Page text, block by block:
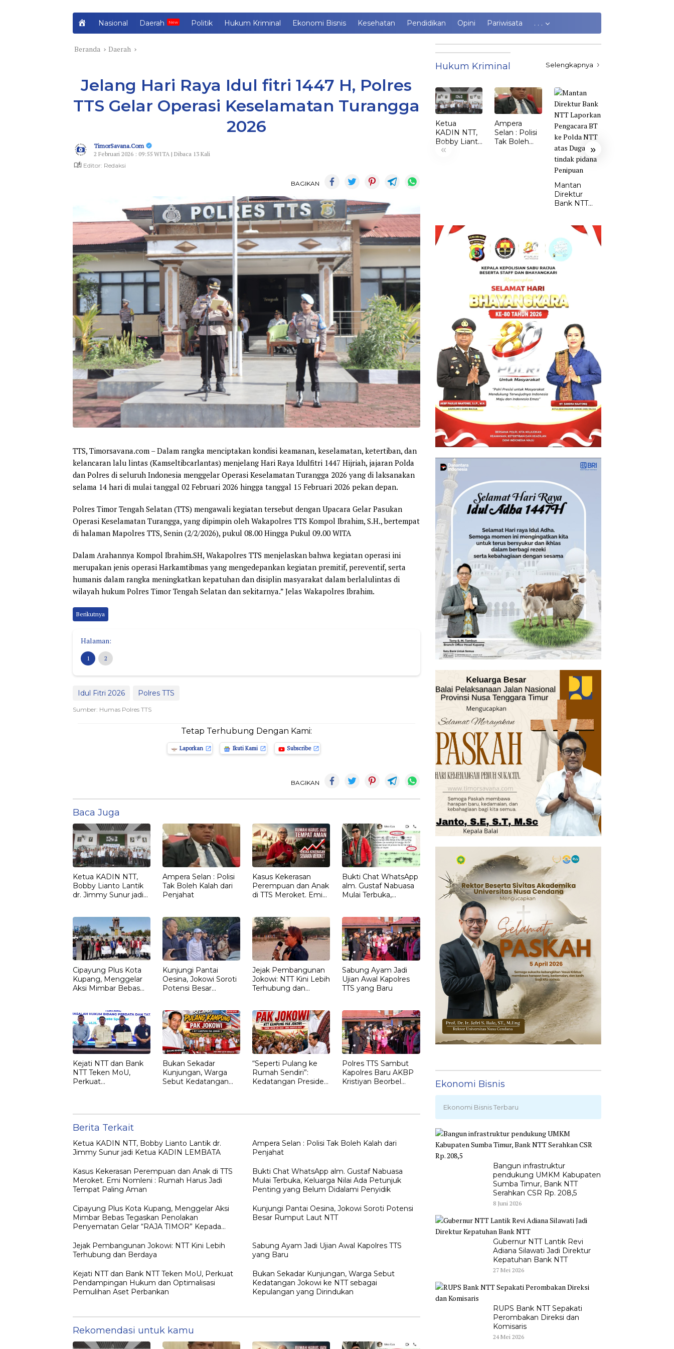
o
e
Nasional Daerah Politik Hukum Kriminal Ekonomi Bisnis Kesehatan Pendidikan Opini Pariwisata . . .
Beranda Daerah
Jelang Hari Raya Idul fitri 1447 H, Polres
TTS Gelar Operasi Keselamatan Turangga
2026
TimorSavana.Com
2 Februari 2026 : 09:55 WITA | Dibaca 13 Kali
Editor: Redaksi
BAGIKAN
TTS, Timorsavana.com – Dalam rangka menciptakan kondisi keamanan, keselamatan, ketertiban, dan
kelancaran lalu lintas (Kamseltibcarlantas) menjelang Hari Raya Idulfitri 1447 Hijriah, jajaran Polda
dan Polres di seluruh Indonesia menggelar Operasi Keselamatan Turangga 2026 yang di laksanakan
selama 14 hari di mulai tanggal 02 Februari 2026 hingga tanggal 15 Februari 2026 pekan depan.
Polres Timor Tengah Selatan (TTS) mengawali kegiatan tersebut dengan Upacara Gelar Pasukan
Operasi Keselamatan Turangga, yang dipimpin oleh Wakapolres TTS Kompol Ibrahim, S.H., bertempat
di halaman Mapolres TTS, Senin (2/2/2026), pukul 08.00 Hingga Pukul 09.00 WITA
Dalam Arahannya Kompol Ibrahim.SH, Wakapolres TTS menjelaskan bahwa kegiatan operasi ini
merupakan jenis operasi Harkamtibmas yang mengedepankan kegiatan premitif, pereventif, serta
humanis dalam rangka meningkatkan kepatuhan dan disiplin masyarakat dalam berlalulintas di
wilayah hukum Polres Timor Tengah Selatan dan sekitarnya.” Jelas Wakapolres Ibrahim.
Berikutnya
Halaman:
1 2
Idul Fitri 2026 Polres TTS
Sumber: Humas Polres TTS
Tetap Terhubung Dengan Kami:
Laporkan Ikuti Kami Subscribe
BAGIKAN
Baca Juga
Ketua KADIN NTT,
Bobby Lianto Lantik
dr. Jimmy Sunur jadi
Ampera Selan : Polisi
Tak Boleh Kalah dari
Penjahat
Kasus Kekerasan
Perempuan dan Anak
di TTS Meroket. Emi
Paling Aman
Bukti Chat WhatsApp
alm. Gustaf Nabuasa
Mulai Terbuka,
yang Belum Didalami
Penyidik
Cipayung Plus Kota
Kupang, Menggelar
Aksi Mimbar Bebas
“RAJA TIMOR”
Kepada JOKO
WIDODO
Kunjungi Pantai
Oesina, Jokowi Soroti
Potensi Besar
Jejak Pembangunan
Jokowi: NTT Kini Lebih
Terhubung dan
Sabung Ayam Jadi
Ujian Awal Kapolres
TTS yang Baru
Kejati NTT dan Bank
NTT Teken MoU,
Perkuat
Pemulihan Aset
Perbankan
Bukan Sekadar
Kunjungan, Warga
Sebut Kedatangan
“Seperti Pulang ke
Rumah Sendiri”:
Kedatangan Presiden
NTT
Polres TTS Sambut
Kapolres Baru AKBP
Kristiyan Beorbel
Berita Terkait
Ketua KADIN NTT, Bobby Lianto Lantik dr.
Jimmy Sunur jadi Ketua KADIN LEMBATA
Ampera Selan : Polisi Tak Boleh Kalah dari
Penjahat
Kasus Kekerasan Perempuan dan Anak di TTS
Meroket. Emi Nomleni : Rumah Harus Jadi
Tempat Paling Aman
Bukti Chat WhatsApp alm. Gustaf Nabuasa
Mulai Terbuka, Keluarga Nilai Ada Petunjuk
Penting yang Belum Didalami Penyidik
Cipayung Plus Kota Kupang, Menggelar Aksi
Mimbar Bebas Tegaskan Penolakan
Penyematan Gelar “RAJA TIMOR” Kepada
Kunjungi Pantai Oesina, Jokowi Soroti Potensi
Besar Rumput Laut NTT
Jejak Pembangunan Jokowi: NTT Kini Lebih
Terhubung dan Berdaya
Sabung Ayam Jadi Ujian Awal Kapolres TTS
yang Baru
Kejati NTT dan Bank NTT Teken MoU, Perkuat
Pendampingan Hukum dan Optimalisasi
Pemulihan Aset Perbankan
Bukan Sekadar Kunjungan, Warga Sebut
Kedatangan Jokowi ke NTT sebagai
Kepulangan yang Dirindukan
Rekomendasi untuk kamu
Hukum Kriminal Selengkapnya
« »
Ketua
KADIN NTT,
Bobby Lianto
Lantik dr.
Ampera
Selan : Polisi
Tak Boleh
Mantan
Direktur
Bank NTT
NTT atas
Dugaan
tindak pidana
Penipuan
Ekonomi Bisnis
Ekonomi Bisnis Terbaru
Bangun infrastruktur
pendukung UMKM Kabupaten
Sumba Timur, Bank NTT
Serahkan CSR Rp. 208,5
8 Juni 2026
Gubernur NTT Lantik Revi
Adiana Silawati Jadi Direktur
Kepatuhan Bank NTT
27 Mei 2026
RUPS Bank NTT Sepakati
Perombakan Direksi dan
Komisaris
24 Mei 2026